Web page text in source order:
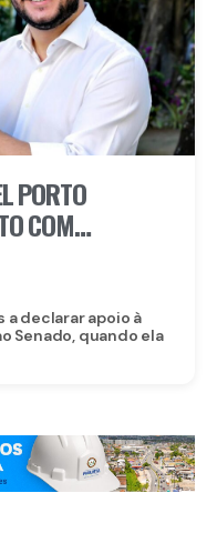
PORTO
COM
AO
a declarar apoio à
Senado, quando ela